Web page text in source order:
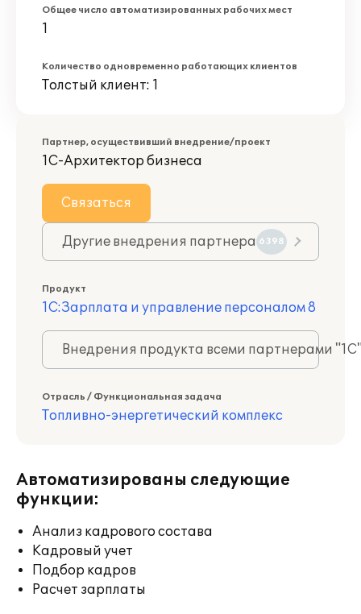
Общее число автоматизированных рабочих мест
1
Количество одновременно работающих клиентов
Толстый клиент: 1
Партнер, осуществивший внедрение/проект
1С-Архитектор бизнеса
Связаться
Другие внедрения партнера 6398
Продукт
1С:Зарплата и управление персоналом 8
Внедрения продукта всеми партнерами
Отрасль / Функциональная задача
Топливно-энергетический комплекс
Автоматизированы следующие
функции:
Анализ кадрового состава
Кадровый учет
Подбор кадров
Расчет зарплаты